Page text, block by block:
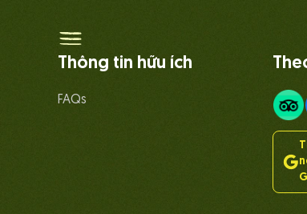
Thông tin hữu ích
FAQs